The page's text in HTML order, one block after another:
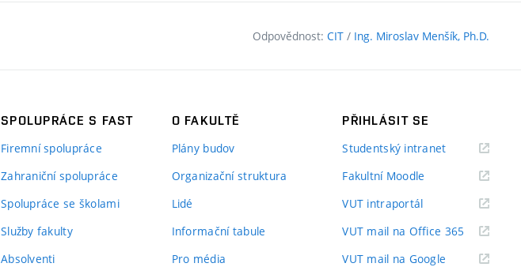
Odpovědnost: CIT / Ing. Miroslav Menšík, Ph.D.
SPOLUPRÁCE S FAST
Firemní spolupráce
Zahraniční spolupráce
Spolupráce se školami
Služby fakulty
Absolventi
O FAKULTĚ
Plány budov
Organizační struktura
Lidé
Informační tabule
Pro média
PŘIHLÁSIT SE
Studentský intranet(externí
Fakultní Moodle
VUT intraportál(externí
VUT mail na Office 365 (externí
odkaz)
VUT mail na Google (externí